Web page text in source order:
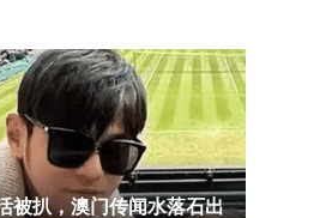
被扒，澳门传闻水落石出